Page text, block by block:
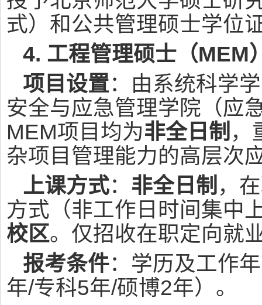
式）和公共管理硕士学位
4. 工程管理硕士（MEM
项目设置：由系统科学
安全与应急管理学院（应
MEM项目均为非全日制 ，
杂项目管理能力的高层次
上课方式： 非全日制 ，
方式（非工作日时间集中
校区。仅招收在职定向就
报考条件：学历及工作
年/专科5年/硕博2年）。